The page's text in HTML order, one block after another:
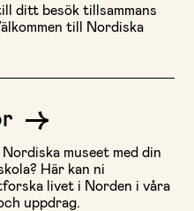
ditt besök tillsammans
till Nordiska
museet med din
Här kan ni
livet i Norden i våra
uppdrag.